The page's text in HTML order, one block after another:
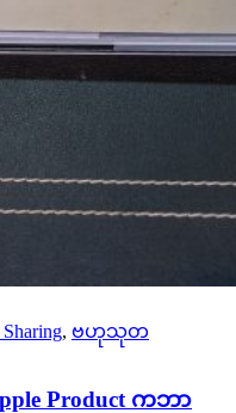
, ဗဟုသုတ
Product ကဘာ